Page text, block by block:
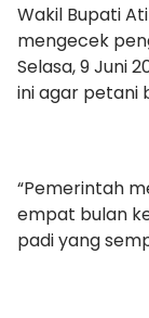
Wakil Bupati
mengecek
Selasa, 9 Juni
ini agar petani
“Pemerintah
empat bulan
padi yang